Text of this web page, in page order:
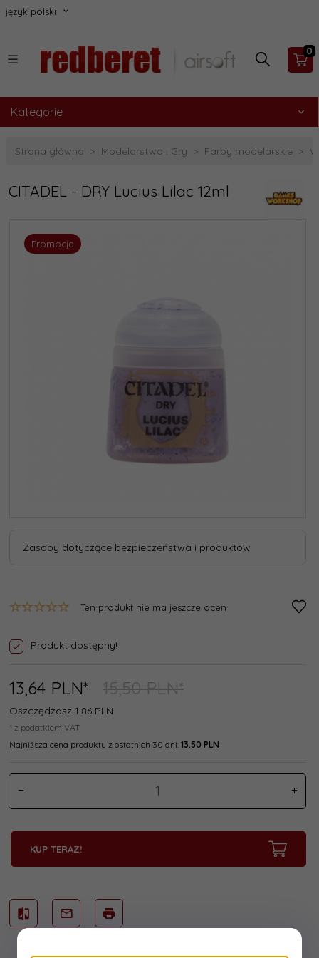
język polski
0
Kategorie
Strona główna Modelarstwo i Gry Farby modelarskie
CITADEL - DRY Lucius Lilac 12ml
Promocja
Zasoby dotyczące bezpieczeństwa i produktów
Ten produkt nie ma jeszcze ocen
Produkt dostępny!
13,64 PLN* 15,50 PLN*
Oszczędzasz 1.86 PLN
* z podatkiem VAT
Najniższa cena produktu z ostatnich 30 dni: 13.50 PLN
KUP TERAZ!